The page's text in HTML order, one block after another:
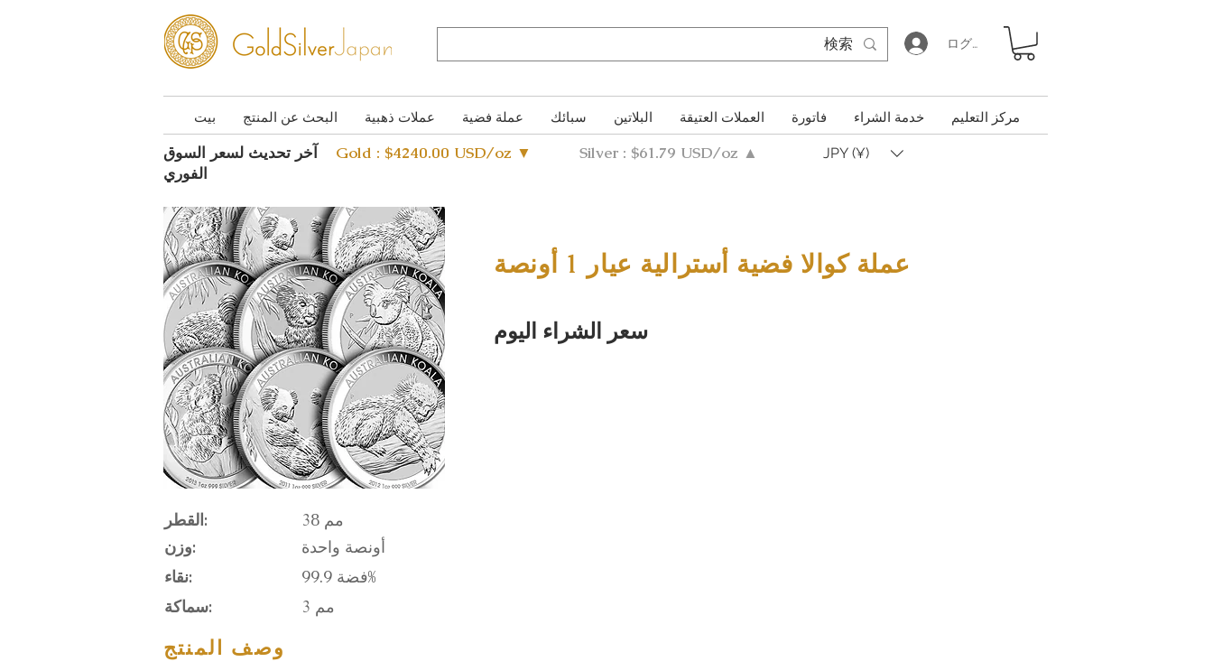
ログイン
بيت البحث عن المنتج عملات ذهبية عملة فضية سبائك البلاتين العملات العتيقة فاتورة خدمة الشراء مركز التعليم
آخر تحديث لسعر السوق
الفوري
Gold : $4240.00 USD/oz ▼ Silver : $61.79 USD/oz ▲ JPY (¥)
عملة كوالا فضية أسترالية عيار 1 أونصة
سعر الشراء اليوم
القطر:
38 مم
وزن:
أونصة واحدة
نقاء:
فضة 99.9%
سماكة:
3 مم
وصف المنتج